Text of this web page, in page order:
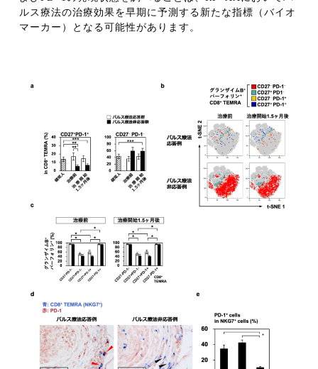
ルス療法の治療効果を早期に予測する新たな指標（バイオ
マーカー）となる可能性があります。